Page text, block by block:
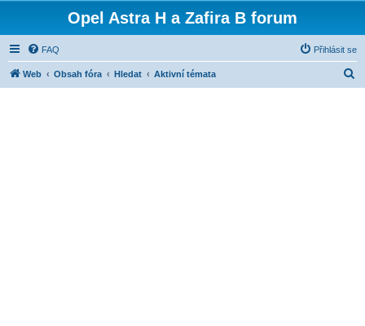
Opel Astra H a Zafira B forum
FAQ Přihlásit se
Web Obsah fóra Hledat Aktivní témata